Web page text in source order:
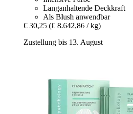
Langanhaltende Deckkraft
Als Blush anwendbar
€ 30,25 (€ 8.642,86 / kg)
Zustellung bis 13. August